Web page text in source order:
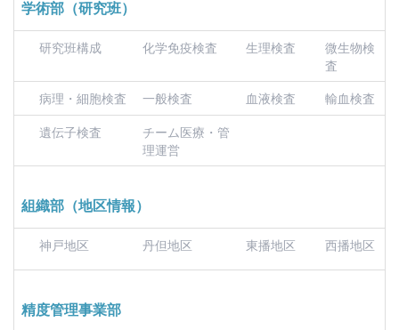
学術部（研究班）
研究班構成 化学免疫検査 生理検査
微生物検
査
病理・細胞検査
一般検査 血液検査
輸血検査
遺伝子検査
チーム医療・管
理運営
組織部（地区情報）
神戸地区 丹但地区 東播地区 西播地区
精度管理事業部